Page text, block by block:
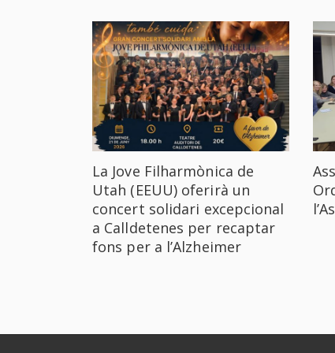
La Jove Filharmònica de
Utah (EEUU) oferirà un
concert solidari excepcional
a Calldetenes per recaptar
fons per a l’Alzheimer